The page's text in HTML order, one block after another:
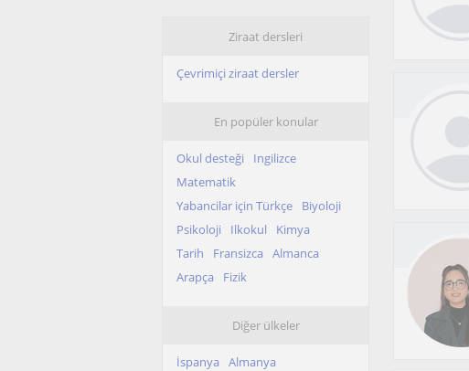
Ziraat dersleri
Çevrimiçi ziraat dersler
En popüler konular
Okul desteği
Ingilizce
Matematik
Yabancilar için Türkçe
Biyoloji
Psikoloji
Ilkokul
Kimya
Tarih
Fransizca
Almanca
Arapça
Fizik
Diğer ülkeler
İspanya
Almanya